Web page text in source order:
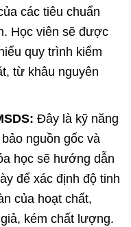
các tiêu chuẩn
Học viên sẽ được
quy trình kiểm
từ khâu nguyên
Đây là kỹ năng
nguồn gốc và
học sẽ hướng dẫn
để xác định độ tinh
của hoạt chất,
kém chất lượng.